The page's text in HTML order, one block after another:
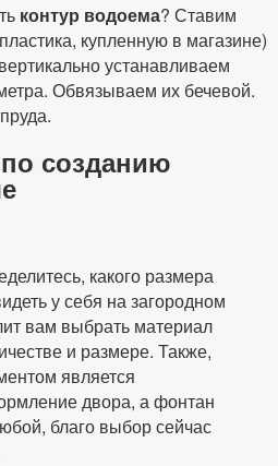
контур водоема? Ставим
купленную в магазине)
устанавливаем
Обвязываем их бечевой.
созданию
какого размера
у себя на загородном
вам выбрать материал
и размере. Также,
является
двора, а фонтан
благо выбор сейчас